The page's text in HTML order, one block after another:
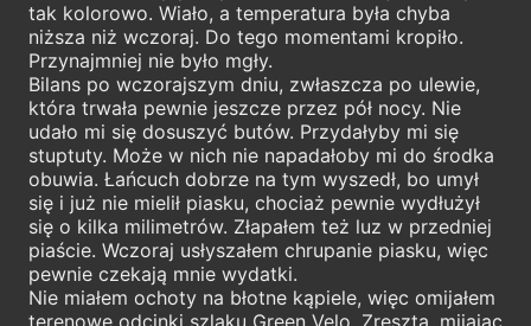
tak kolorowo. Wiało, a temperatura była chyba
niższa niż wczoraj. Do tego momentami kropiło.
Przynajmniej nie było mgły.
Bilans po wczorajszym dniu, zwłaszcza po ulewie,
która trwała pewnie jeszcze przez pół nocy. Nie
udało mi się dosuszyć butów. Przydałyby mi się
stuptuty. Może w nich nie napadałoby mi do środka
obuwia. Łańcuch dobrze na tym wyszedł, bo umył
się i już nie mielił piasku, chociaż pewnie wydłużył
się o kilka milimetrów. Złapałem też luz w przedniej
piaście. Wczoraj usłyszałem chrupanie piasku, więc
pewnie czekają mnie wydatki.
Nie miałem ochoty na błotne kąpiele, więc omijałem
terenowe odcinki szlaku Green Velo. Zresztą, mijając